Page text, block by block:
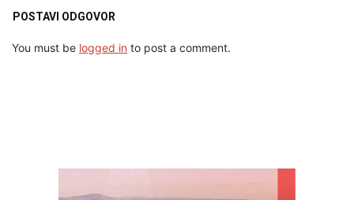
POSTAVI ODGOVOR
You must be logged in to post a comment.